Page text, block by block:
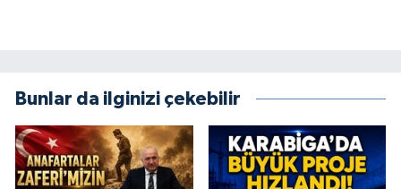
Bunlar da ilginizi çekebilir